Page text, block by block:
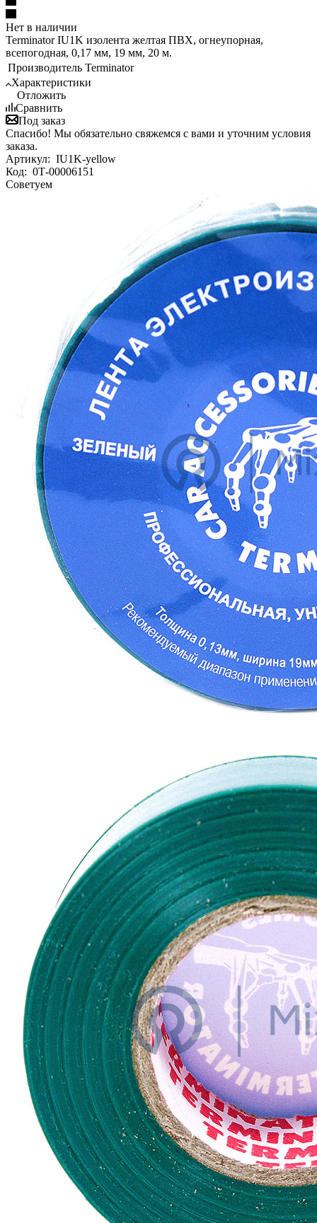
Нет в наличии
Terminator IU1K изолента желтая ПВХ, огнеупорная,
всепогодная, 0,17 мм, 19 мм, 20 м.
Производитель Terminator
Характеристики
Отложить
Сравнить
Под заказ
Спасибо! Мы обязательно свяжемся с вами и уточним условия
заказа.
Артикул: IU1K-yellow
Код: 0Т-00006151
Советуем